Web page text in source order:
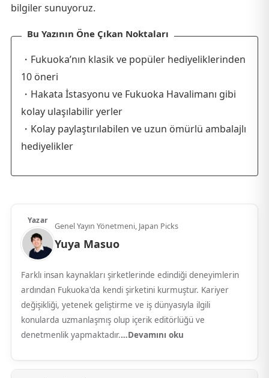
bilgiler sunuyoruz.
Bu Yazının Öne Çıkan Noktaları
・Fukuoka’nın klasik ve popüler hediyeliklerinden
10 öneri
・Hakata İstasyonu ve Fukuoka Havalimanı gibi
kolay ulaşılabilir yerler
・Kolay paylaştırılabilen ve uzun ömürlü ambalajlı
hediyelikler
Yazar
Genel Yayın Yönetmeni, Japan Picks
Yuya Masuo
Farklı insan kaynakları şirketlerinde edindiği deneyimlerin
ardından Fukuoka'da kendi şirketini kurmuştur. Kariyer
değişikliği, yetenek geliştirme ve iş dünyasıyla ilgili
konularda uzmanlaşmış olup içerik editörlüğü ve
denetmenlik yapmaktadır.…Devamını oku